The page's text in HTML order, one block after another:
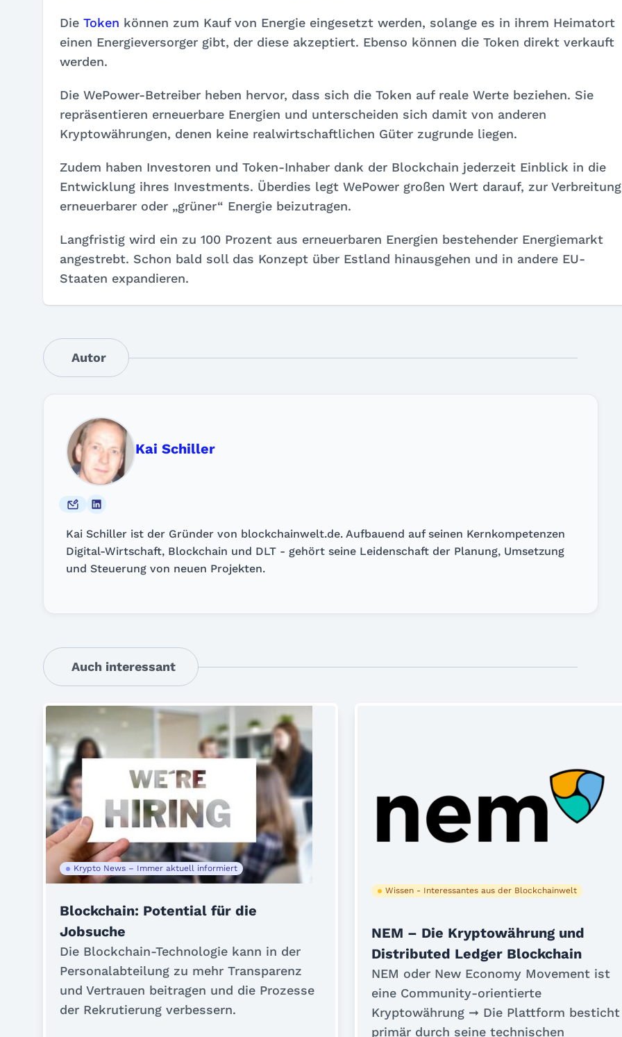
Die Token können zum Kauf von Energie eingesetzt werden, solange es in ihrem Heimatort
einen Energieversorger gibt, der diese akzeptiert. Ebenso können die Token direkt verkauft
werden.
Die WePower-Betreiber heben hervor, dass sich die Token auf reale Werte beziehen. Sie
repräsentieren erneuerbare Energien und unterscheiden sich damit von anderen
Kryptowährungen, denen keine realwirtschaftlichen Güter zugrunde liegen.
Zudem haben Investoren und Token-Inhaber dank der Blockchain jederzeit Einblick in die
Entwicklung ihres Investments. Überdies legt WePower großen Wert darauf, zur Verbreitung
erneuerbarer oder „grüner“ Energie beizutragen.
Langfristig wird ein zu 100 Prozent aus erneuerbaren Energien bestehender Energiemarkt
angestrebt. Schon bald soll das Konzept über Estland hinausgehen und in andere EU-
Staaten expandieren.
Autor
Kai Schiller
Kai Schiller ist der Gründer von blockchainwelt.de. Aufbauend auf seinen Kernkompetenzen
Digital-Wirtschaft, Blockchain und DLT - gehört seine Leidenschaft der Planung, Umsetzung
und Steuerung von neuen Projekten.
Auch interessant
Krypto News – Immer aktuell informiert
Blockchain: Potential für die
Jobsuche
Die Blockchain-Technologie kann in der
Personalabteilung zu mehr Transparenz
und Vertrauen beitragen und die Prozesse
der Rekrutierung verbessern.
Wissen - Interessantes aus der Blockchainwelt
NEM – Die Kryptowährung und
Distributed Ledger Blockchain
NEM oder New Economy Movement ist
eine Community-orientierte
Kryptowährung ➞ Die Plattform besticht
primär durch seine technischen